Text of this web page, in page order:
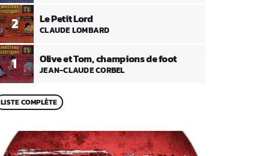
1 Olive et Tom, champions de foot
JEAN-CLAUDE CORBEL
2 Le Petit Lord
CLAUDE LOMBARD
LISTE COMPLÈTE